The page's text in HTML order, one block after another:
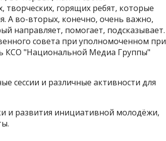
горящих ребят, которые
А во-вторых, конечно, очень важно,
направляет, помогает, подсказывает.
совета при уполномоченном при
КСО "Национальной Медиа Группы"
сессии и различные активности для
и развития инициативной молодёжи,